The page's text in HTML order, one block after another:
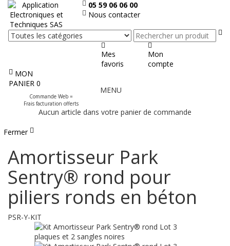
05 59 06 06 00
Nous contacter
Mes
favoris
Mon
compte
MON
PANIER 0
Commande Web =
Frais facturation offerts
le
MENU
Aucun article dans votre panier de commande
Fermer
Amortisseur Park
Sentry® rond pour
piliers ronds en béton
PSR-Y-KIT